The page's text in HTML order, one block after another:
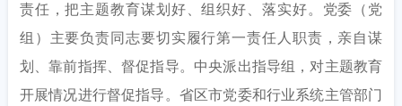
责任，把主题教育谋划好、组织好、落实好。党委（党
组）主要负责同志要切实履行第一责任人职责，亲自谋
划、靠前指挥、督促指导。中央派出指导组，对主题教育
开展情况进行督促指导。省区市党委和行业系统主管部门